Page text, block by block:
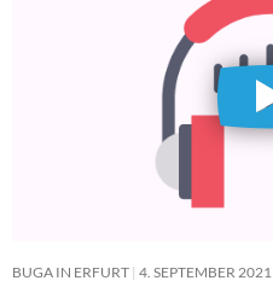
BUGA IN ERFURT 4. SEPTEMBER 2021